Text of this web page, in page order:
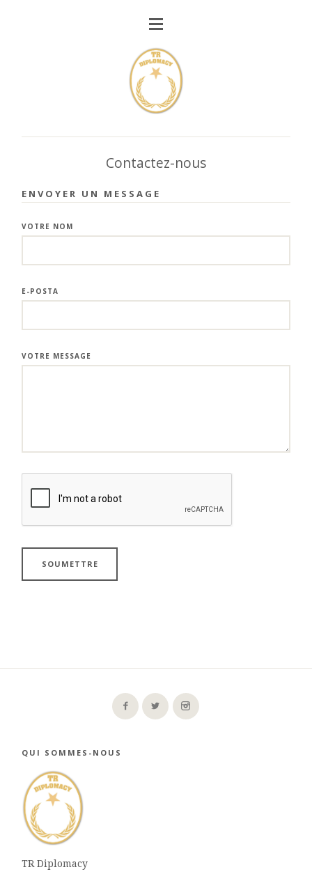
Contactez-nous
ENVOYER UN MESSAGE
VOTRE NOM
E-POSTA
VOTRE MESSAGE
SOUMETTRE
QUI SOMMES-NOUS
TR Diplomacy